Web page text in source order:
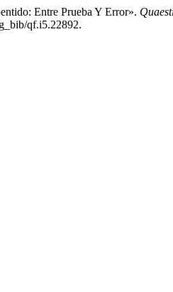
Entre Prueba Y Error».
qf.i5.22892.